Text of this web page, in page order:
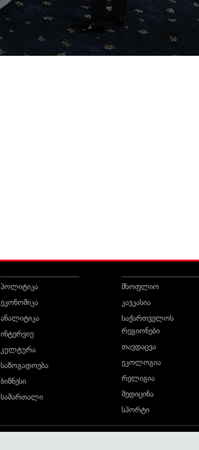
პოლიტიკა
ეკონომიკა
ანალიტიკა
ინტერვიუ
კულტურა
საზოგადოება
ბიზნესი
სამართალი
მსოფლიო
კავკასია
საქართველოს
რეგიონები
თავდაცვა
ეკოლოგია
რელიგია
მედიცინა
სპორტი